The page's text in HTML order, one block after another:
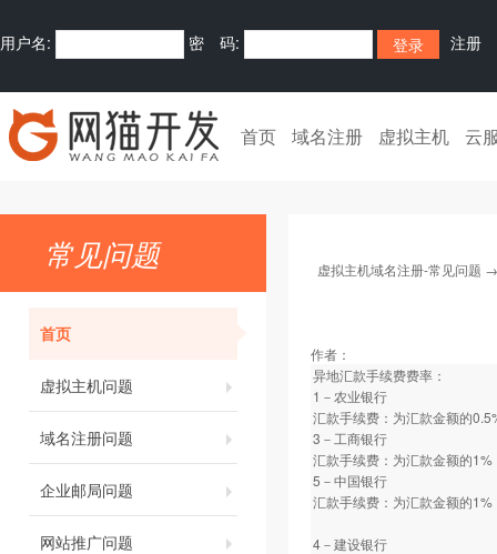
用户名: 密 码: 注册
首页 域名注册 虚拟主机 云
常见问题
首页
虚拟主机问题
域名注册问题
企业邮局问题
网站推广问题
虚拟主机域名注册-常见问题
作者：
异地汇款手续费费率：
1－农业银行
汇款手续费：为汇款金额的
3－工商银行
汇款手续费：为汇款金额的
5－中国银行
汇款手续费：为汇款金额的
4－建设银行